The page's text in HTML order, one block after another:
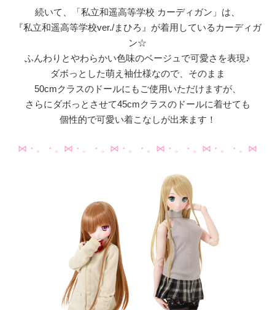
続いて、「私立和遥高等学校 カーディガン」は、
『私立和遥高等学校ver./まひろ』が着用しているカーディガ
ン☆
ふんわりとやわらかい色味のベージュで可愛さを表現♪
ダボっとした萌え袖仕様なので、そのまま
50cmクラスのドールにもご使用いただけますが、
さらにダボっとさせて45cmクラスのドールに着せても
個性的で可愛い着こなしが出来ます！
⋈・。・。⋈・。・。⋈・。・。⋈・。・。⋈・。・。⋈